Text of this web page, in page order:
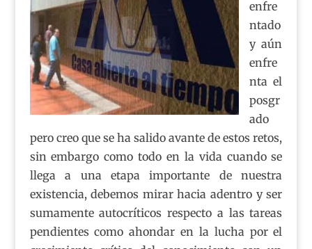
enfre
ntado
y aún
enfre
nta el
posgr
ado
pero creo que se ha salido avante de estos retos,
sin embargo como todo en la vida cuando se
llega a una etapa importante de nuestra
existencia, debemos mirar hacia adentro y ser
sumamente autocríticos respecto a las tareas
pendientes como ahondar en la lucha por el